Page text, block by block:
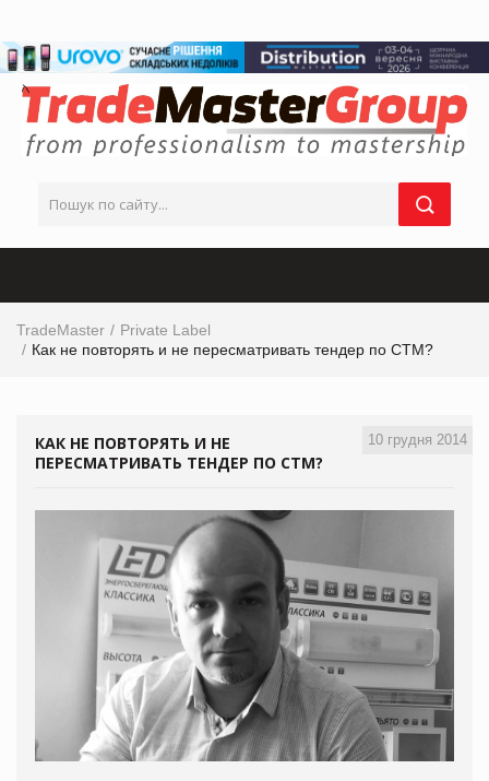
TradeMaster
Private Label
Как не повторять и не пересматривать тендер по СТМ?
10 грудня 2014
КАК НЕ ПОВТОРЯТЬ И НЕ
ПЕРЕСМАТРИВАТЬ ТЕНДЕР ПО СТМ?